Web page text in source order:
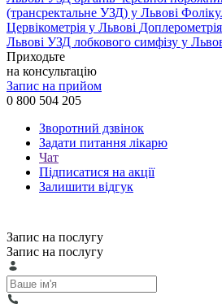
(трансректальне УЗД) у Львові
Цервікометрія у Львові
Львові УЗД лобкового симфізу у
Приходьте
на консультацію
Запис на прийом
0 800 504 205
Зворотний дзвінок
Задати питання лікарю
Чат
Підписатися на акції
Залишити відгук
Запис на послугу
Запис на послугу